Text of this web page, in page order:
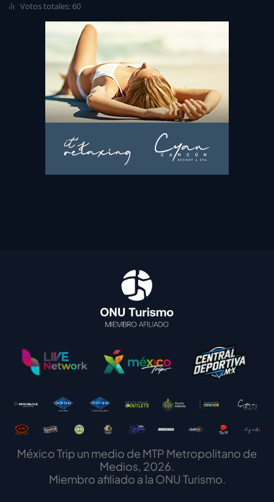
Votos totales: 60
México Trip un medio de MTP Metropolitano de
Medios, 2026.
Miembro afiliado a la ONU Turismo.